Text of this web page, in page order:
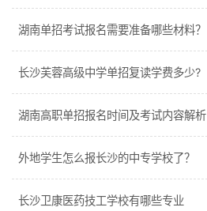
湖南单招考试报名需要准备哪些材料？
长沙芙蓉高级中学单招复读学费多少?
湖南高职单招报名时间及考试内容解析
外地学生怎么报长沙的中专学校了？
长沙卫康医药技工学校有哪些专业